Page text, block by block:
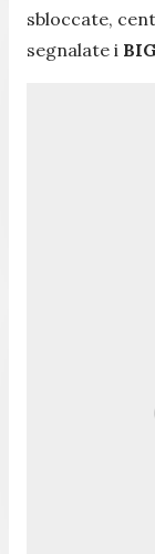
sbloccate,
segnalate i